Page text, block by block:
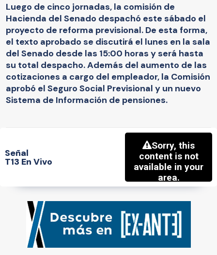
Luego de cinco jornadas, la comisión de
Hacienda del Senado despachó este sábado el
proyecto de reforma previsional. De esta forma,
el texto aprobado se discutirá el lunes en la sala
del Senado desde las 15:00 horas y será hasta
su total despacho. Además del aumento de las
cotizaciones a cargo del empleador, la Comisión
aprobó el Seguro Social Previsional y un nuevo
Sistema de Información de pensiones.
Señal
T13 En Vivo